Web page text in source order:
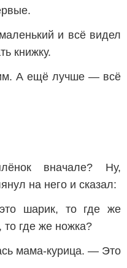
и всё видел
книжку.
А ещё лучше — всё
вначале? Ну,
на него и сказал:
шарик, то где же
то где же ножка?
мама-курица. — Это